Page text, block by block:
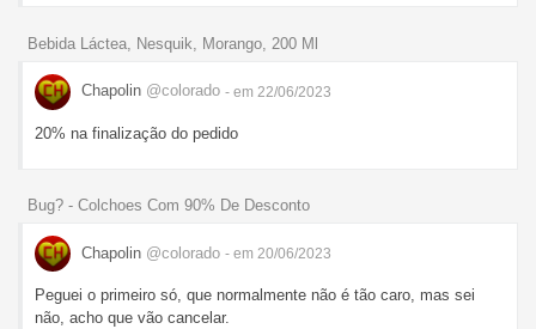
Bebida Láctea, Nesquik, Morango, 200 Ml
Chapolin @colorado - em 22/06/2023
20% na finalização do pedido
Bug? - Colchoes Com 90% De Desconto
Chapolin @colorado - em 20/06/2023
Peguei o primeiro só, que normalmente não é tão caro, mas sei
não, acho que vão cancelar.